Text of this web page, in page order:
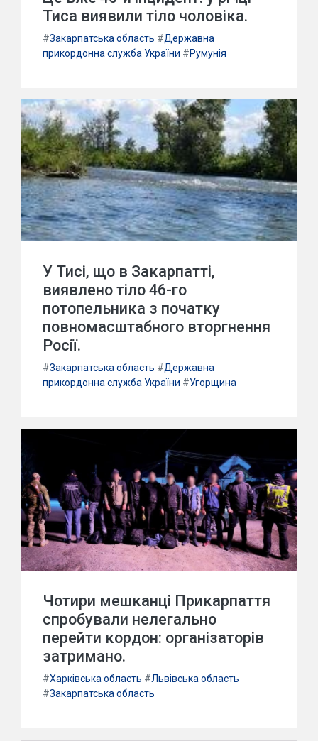
Тиса виявили тіло чоловіка.
#Закарпатська область #Державна
прикордонна служба України #Румунія
У Тисі, що в Закарпатті,
виявлено тіло 46-го
потопельника з початку
повномасштабного вторгнення
Росії.
#Закарпатська область #Державна
прикордонна служба України #Угорщина
Чотири мешканці Прикарпаття
спробували нелегально
перейти кордон: організаторів
затримано.
#Харківська область #Львівська область
#Закарпатська область